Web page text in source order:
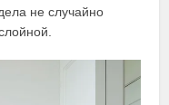
не случайно